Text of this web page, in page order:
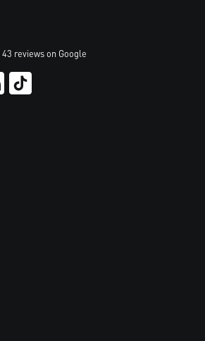
43 reviews on Google